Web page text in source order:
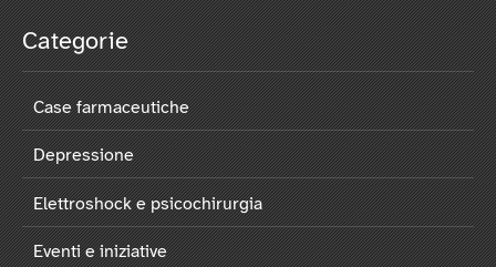
Categorie
Case farmaceutiche
Depressione
Elettroshock e psicochirurgia
Eventi e iniziative